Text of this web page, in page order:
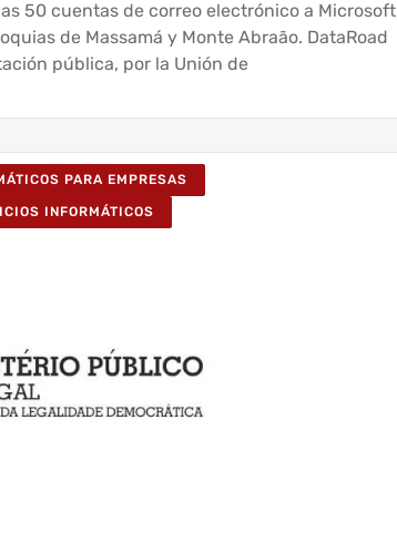
50 cuentas de correo electrónico a Microsoft
de Massamá y Monte Abraão. DataRoad
pública, por la Unión de
PARA EMPRESAS
INFORMÁTICOS